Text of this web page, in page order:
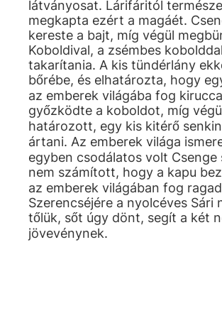
látványosat. Lárifáritól
megkapta ezért a magáét.
kereste a bajt, míg végül
Koboldival, a zsémbes
takarítania. A kis tündérlány
bőrébe, és elhatározta, hogy
az emberek világába fog
győzködte a koboldot, míg
határozott, egy kis kitérő
ártani. Az emberek világa
egyben csodálatos volt Csenge
nem számított, hogy a kapu
az emberek világában fog
Szerencséjére a nyolcéves Sári
tőlük, sőt úgy dönt, segít a két
jövevénynek.